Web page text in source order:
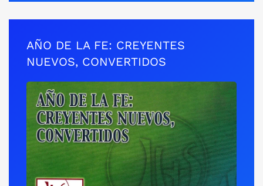
AÑO DE LA FE: CREYENTES
NUEVOS, CONVERTIDOS